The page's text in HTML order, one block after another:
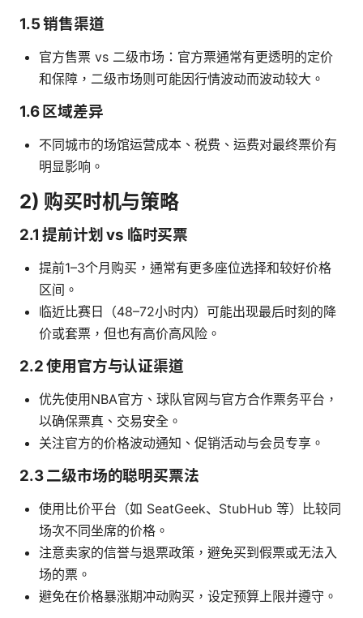
1.5 销售渠道
官方售票 vs 二级市场：官方票通常有更透明的定价
和保障，二级市场则可能因行情波动而波动较大。
1.6 区域差异
不同城市的场馆运营成本、税费、运费对最终票价有
明显影响。
2) 购买时机与策略
2.1 提前计划 vs 临时买票
提前1–3个月购买，通常有更多座位选择和较好价格
区间。
临近比赛日（48–72小时内）可能出现最后时刻的降
价或套票，但也有高价高风险。
2.2 使用官方与认证渠道
优先使用NBA官方、球队官网与官方合作票务平台，
以确保票真、交易安全。
关注官方的价格波动通知、促销活动与会员专享。
2.3 二级市场的聪明买票法
使用比价平台（如 SeatGeek、StubHub 等）比较同
场次不同坐席的价格。
注意卖家的信誉与退票政策，避免买到假票或无法入
场的票。
避免在价格暴涨期冲动购买，设定预算上限并遵守。